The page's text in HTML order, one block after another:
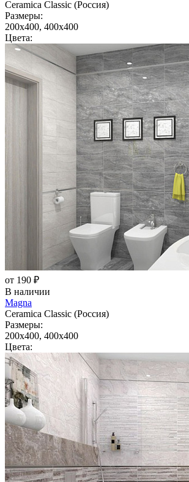
Ceramica Classic (Россия)
Размеры:
200x400, 400x400
Цвета:
от 190 ₽
В наличии
Magna
Ceramica Classic (Россия)
Размеры:
200x400, 400x400
Цвета: